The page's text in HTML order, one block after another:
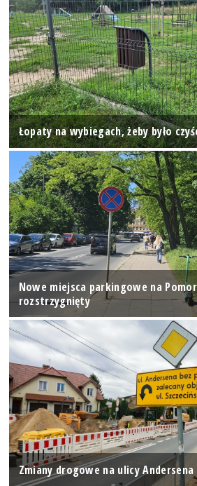
Łopaty na wybiegach, żeby było
Nowe miejsca parkingowe na
rozstrzygnięty
Zmiany drogowe na ulicy Andersena